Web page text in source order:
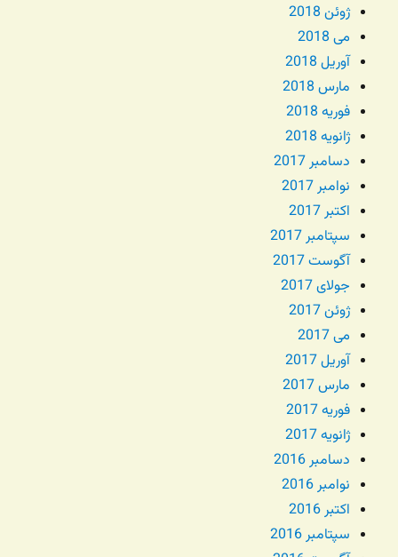
ژوئن 2018
می 2018
آوریل 2018
مارس 2018
فوریه 2018
ژانویه 2018
دسامبر 2017
نوامبر 2017
اکتبر 2017
سپتامبر 2017
آگوست 2017
جولای 2017
ژوئن 2017
می 2017
آوریل 2017
مارس 2017
فوریه 2017
ژانویه 2017
دسامبر 2016
نوامبر 2016
اکتبر 2016
سپتامبر 2016